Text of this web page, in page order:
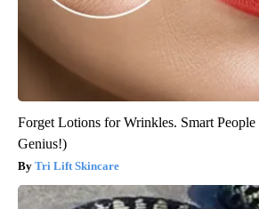
Forget Lotions for Wrinkles. Smart People
Genius!)
Tri Lift Skincare